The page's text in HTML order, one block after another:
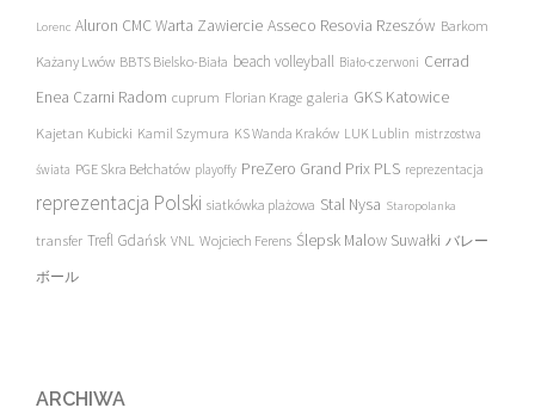
Lorenc Aluron CMC Warta Zawiercie Asseco Resovia Rzeszów Barkom
Każany Lwów BBTS Bielsko-Biała beach volleyball Biało-czerwoni Cerrad
Enea Czarni Radom cuprum Florian Krage galeria GKS Katowice
Kajetan Kubicki Kamil Szymura KS Wanda Kraków LUK Lublin mistrzostwa
świata PGE Skra Bełchatów playoffy PreZero Grand Prix PLS reprezentacja
reprezentacja Polski siatkówka plażowa Stal Nysa Staropolanka
transfer Trefl Gdańsk VNL Wojciech Ferens Ślepsk Malow Suwałki バレー
ボール
ARCHIWA